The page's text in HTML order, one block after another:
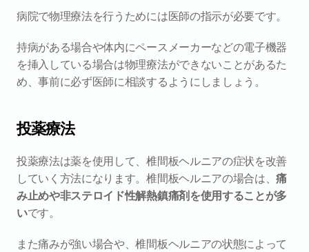
病院で物理療法を行うためには医師の指示が必要です。
持病がある場合や体内にペースメーカーなどの電子機器
を挿入している場合は物理療法ができないことがあるた
め、事前に必ず医師に相談するようにしましょう。
投薬療法
投薬療法は薬を使用して、椎間板ヘルニアの症状を改善
していく方法になります。椎間板ヘルニアの場合は、痛
み止めや非ステロイド性解熱鎮痛剤を使用することが多
いです。
また痛みが強い場合や、椎間板ヘルニアの状態によって